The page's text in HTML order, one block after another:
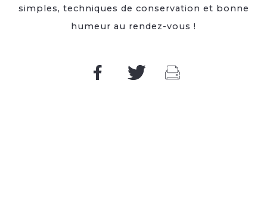
simples, techniques de conservation et bonne
humeur au rendez-vous !